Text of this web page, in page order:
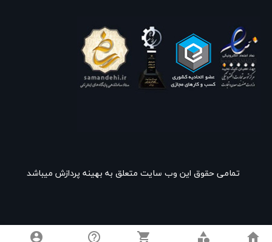
تمامی حقوق این وب سایت متعلق به بهینه پردازش میباشد
home
category
shopping_cart
help_outline
account_circle